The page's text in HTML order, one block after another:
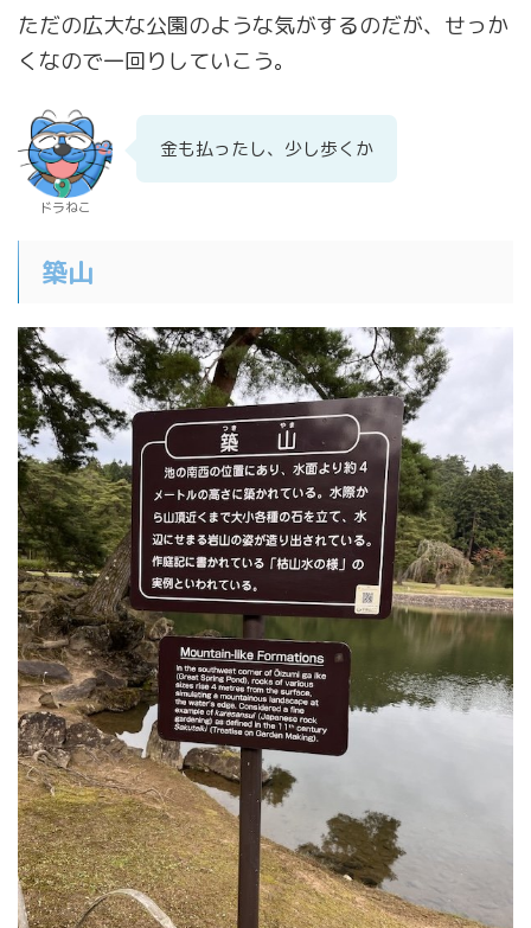
ただの広大な公園のような気がするのだが、せっか
くなので一回りしていこう。
ドラねこ
金も払ったし、少し歩くか
築山